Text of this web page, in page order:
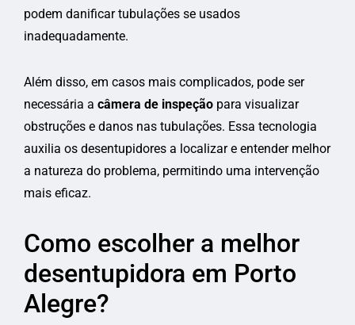
podem danificar tubulações se usados
inadequadamente.
Além disso, em casos mais complicados, pode ser
necessária a câmera de inspeção para visualizar
obstruções e danos nas tubulações. Essa tecnologia
auxilia os desentupidores a localizar e entender melhor
a natureza do problema, permitindo uma intervenção
mais eficaz.
Como escolher a melhor
desentupidora em Porto
Alegre?